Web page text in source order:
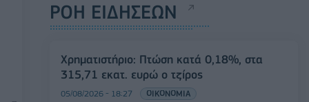
ΡΟΗ ΕΙΔΗΣΕΩΝ
Χρηματιστήριο: Πτώση κατά 0,18%, στα
315,71 εκατ. ευρώ ο τζίρος
05/08/2026 - 18:27 ΟΙΚΟΝΟΜΙΑ